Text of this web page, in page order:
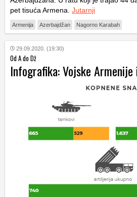
pet tisuća Armena. Jutarnji
Armenija Azerbajdžan Nagorno Karabah
29.09.2020. (19:30)
Od A do Dž
Infografika: Vojske Armenije